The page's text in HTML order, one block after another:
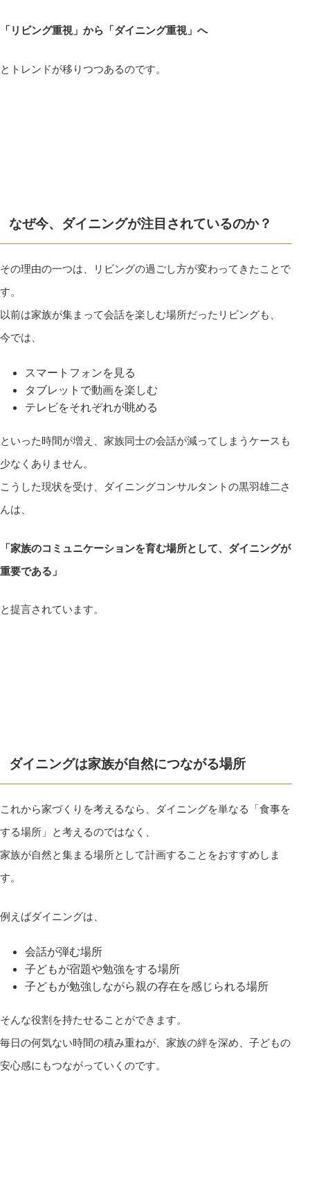
「リビング重視」から「ダイニング重視」へ
とトレンドが移りつつあるのです。
なぜ今、ダイニングが注目されているのか？
その理由の一つは、リビングの過ごし方が変わってきたことで
す。
以前は家族が集まって会話を楽しむ場所だったリビングも、
今では、
スマートフォンを見る
タブレットで動画を楽しむ
テレビをそれぞれが眺める
といった時間が増え、家族同士の会話が減ってしまうケースも
少なくありません。
こうした現状を受け、ダイニングコンサルタントの黒羽雄二さ
んは、
「家族のコミュニケーションを育む場所として、ダイニングが
重要である」
と提言されています。
ダイニングは家族が自然につながる場所
これから家づくりを考えるなら、ダイニングを単なる「食事を
する場所」と考えるのではなく、
家族が自然と集まる場所として計画することをおすすめしま
す。
例えばダイニングは、
会話が弾む場所
子どもが宿題や勉強をする場所
子どもが勉強しながら親の存在を感じられる場所
そんな役割を持たせることができます。
毎日の何気ない時間の積み重ねが、家族の絆を深め、子どもの
安心感にもつながっていくのです。